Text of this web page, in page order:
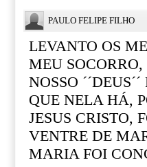
PAULO FELIPE FILHO
LEVANTO OS
MEU
NOSSO
QUE NELA HÁ,
JESUS CRISTO,
VENTRE DE
MARIA FOI